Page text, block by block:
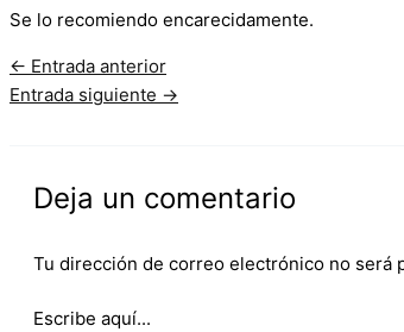
Se lo recomiendo encarecidamente.
← Entrada anterior
Entrada siguiente →
Deja un comentario
Tu dirección de correo electrónico no será
Escribe aquí...